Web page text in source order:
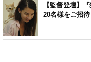
【監督登壇】
20名様をご招待